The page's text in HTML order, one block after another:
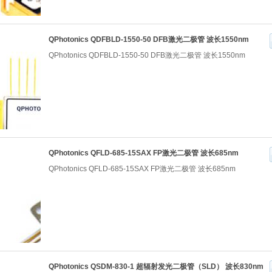
QPhotonics QDFBLD-1550-50 DFB激光二极管 波长1550nm
QPhotonics QDFBLD-1550-50 DFB激光二极管 波长1550nm
QPhotonics QFLD-685-15SAX FP激光二极管 波长685nm
QPhotonics QFLD-685-15SAX FP激光二极管 波长685nm
QPhotonics QSDM-830-1 超辐射发光二极管（SLD） 波长830nm